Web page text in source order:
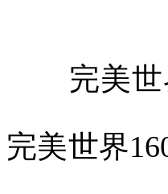
完美世界
完美世界